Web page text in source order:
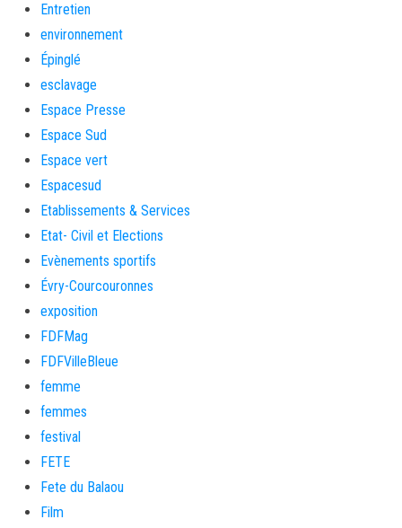
Entretien
environnement
Épinglé
esclavage
Espace Presse
Espace Sud
Espace vert
Espacesud
Etablissements & Services
Etat- Civil et Elections
Evènements sportifs
Évry-Courcouronnes
exposition
FDFMag
FDFVilleBleue
femme
femmes
festival
FETE
Fete du Balaou
Film